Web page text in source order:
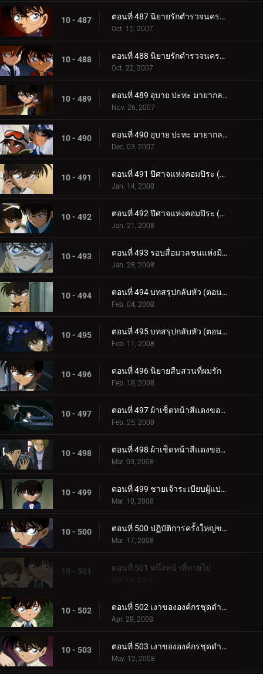
10 - 487 ตอนที่ 487 นิยายรักตำรวจนครบาล ภาคพิธีวิวาห์ปลอม (ตอนพิเศษ ตอนแรก)
Oct. 15, 2007
10 - 488 ตอนที่ 488 นิยายรักตำรวจนครบาล ภาคพิธีวิวาห์ปลอม (ตอนพิเศษ ตอนจบ)
Oct. 22, 2007
10 - 489 ตอนที่ 489 อุบาย ปะทะ มายากล (ตอนแรก)
Nov. 26, 2007
10 - 490 ตอนที่ 490 อุบาย ปะทะ มายากล (ตอนจบ)
Dec. 03, 2007
10 - 491 ตอนที่ 491 ปีศาจแห่งคอมปิระ (ตอนพิเศษ ตอนแรก)
Jan. 14, 2008
10 - 492 ตอนที่ 492 ปีศาจแห่งคอมปิระ (ตอนพิเศษ ตอนจบ)
Jan. 21, 2008
10 - 493 ตอนที่ 493 รอบสื่อมวลชนแห่งมิตรภาพและความผูกพัน
Jan. 28, 2008
10 - 494 ตอนที่ 494 บทสรุปกลับหัว (ตอนแรก)
Feb. 04, 2008
10 - 495 ตอนที่ 495 บทสรุปกลับหัว (ตอนจบ)
Feb. 11, 2008
10 - 496 ตอนที่ 496 นิยายสืบสวนที่ผมรัก
Feb. 18, 2008
10 - 497 ตอนที่ 497 ผ้าเช็ดหน้าสีแดงของโซโนโกะ (ตอนแรก)
Feb. 25, 2008
10 - 498 ตอนที่ 498 ผ้าเช็ดหน้าสีแดงของโซโนโกะ (ตอนจบ)
Mar. 03, 2008
10 - 499 ตอนที่ 499 ชายเจ้าระเบียบผู้แปลกประหลาด
Mar. 10, 2008
10 - 500 ตอนที่ 500 ปฏิบัติการครั้งใหญ่ของ ป.1 ห้อง B!
Mar. 17, 2008
10 - 501 ตอนที่ 501 หนึ่งหน้าที่หายไป
Apr. 14, 2008
10 - 502 ตอนที่ 502 เงาขององค์กรชุดดำ (ภาคพยานตัวน้อย)
Apr. 28, 2008
10 - 503 ตอนที่ 503 เงาขององค์กรชุดดำ (ภาคแสงไฟพิศวง)
May. 12, 2008